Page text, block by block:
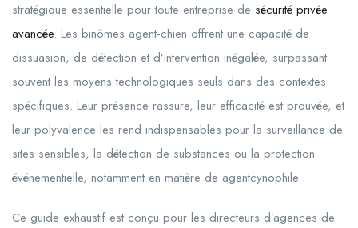
stratégique essentielle pour toute entreprise de sécurité privée
avancée. Les binômes agent-chien offrent une capacité de
dissuasion, de détection et d’intervention inégalée, surpassant
souvent les moyens technologiques seuls dans des contextes
spécifiques. Leur présence rassure, leur efficacité est prouvée, et
leur polyvalence les rend indispensables pour la surveillance de
sites sensibles, la détection de substances ou la protection
événementielle, notamment en matière de agentcynophile.
Ce guide exhaustif est conçu pour les directeurs d’agences de